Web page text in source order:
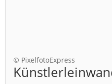
© PixelfotoExpress